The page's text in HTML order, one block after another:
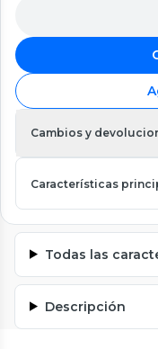
Cambios y
Características
Todas las
Descripción